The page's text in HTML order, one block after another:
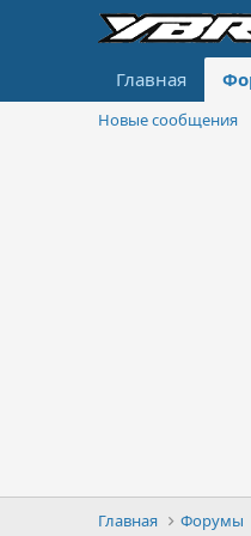
Главная
Новые сообщения
Главная Форумы